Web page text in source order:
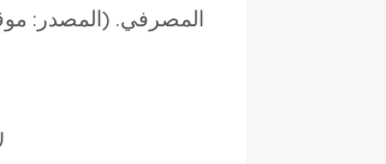
المصرفي. (المصدر: موقع